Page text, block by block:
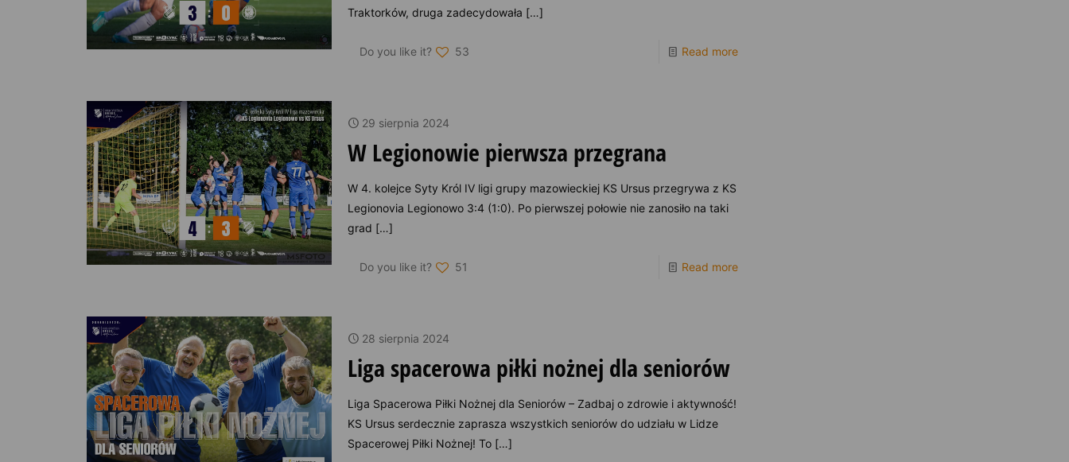
Traktorków, druga zadecydowała […]
Do you like it? 53 Read more
29 sierpnia 2024
W Legionowie pierwsza przegrana
W 4. kolejce Syty Król IV ligi grupy mazowieckiej KS Ursus przegrywa z KS
Legionovia Legionowo 3:4 (1:0). Po pierwszej połowie nie zanosiło na taki
grad […]
Do you like it? 51 Read more
28 sierpnia 2024
Liga spacerowa piłki nożnej dla seniorów
Liga Spacerowa Piłki Nożnej dla Seniorów – Zadbaj o zdrowie i aktywność!
KS Ursus serdecznie zaprasza wszystkich seniorów do udziału w Lidze
Spacerowej Piłki Nożnej! To […]